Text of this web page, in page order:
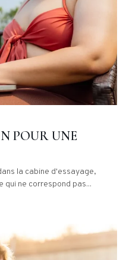
POUR UNE
la cabine d'essayage,
qui ne correspond pas...